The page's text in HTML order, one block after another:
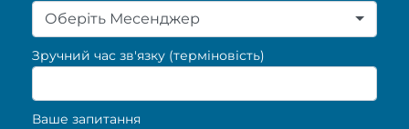
Оберіть Месенджер
Зручний час зв'язку (терміновість)
Ваше запитання